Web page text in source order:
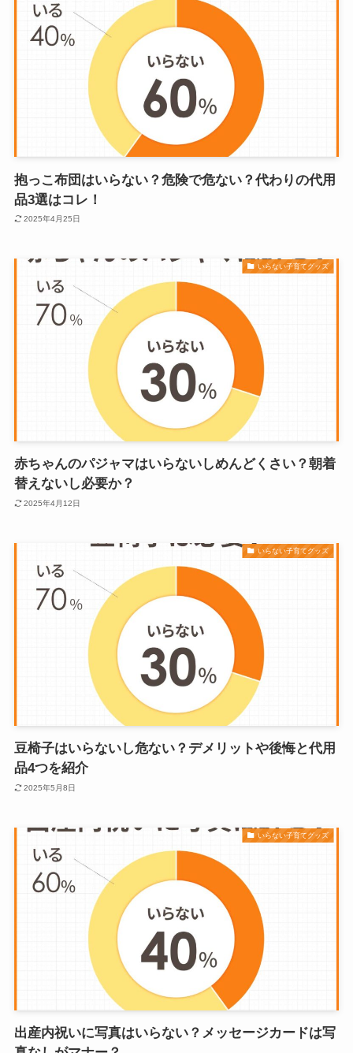
抱っこ布団はいらない？危険で危ない？代わりの代用
品3選はコレ！
2025年4月25日
いらない子育てグッズ
赤ちゃんのパジャマはいらないしめんどくさい？朝着
替えないし必要か？
2025年4月12日
いらない子育てグッズ
豆椅子はいらないし危ない？デメリットや後悔と代用
品4つを紹介
2025年5月8日
いらない子育てグッズ
出産内祝いに写真はいらない？メッセージカードは写